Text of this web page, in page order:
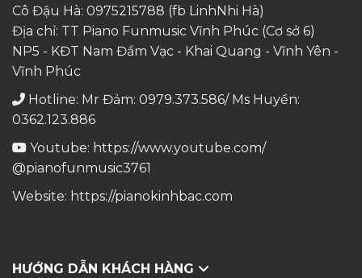
Cô Đậu Hà: 0975215788 (fb LinhNhi Hà)
Địa chỉ: TT Piano Funmusic Vĩnh Phúc (Cơ sở 6)
NP5 - KĐT Nam Đầm Vạc - Khai Quang - Vĩnh Yên -
Vĩnh Phúc
Hotline: Mr Đảm: 0979.373.586/ Ms Huyền:
0362.123.886
Youtube: https://www.youtube.com/
@pianofunmusic3761
Website: https://pianokinhbac.com
HƯỚNG DẪN KHÁCH HÀNG